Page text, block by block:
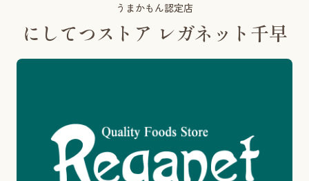
うまかもん認定店
にしてつストア レガネット千早